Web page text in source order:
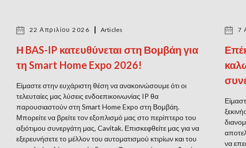
22 Απριλίου 2026 Articles
Η BAS-IP κατευθύνεται στη Βομβάη για
τη Smart Home Expo 2026!
Είμαστε στην ευχάριστη θέση να ανακοινώσουμε ότι οι
τελευταίες μας λύσεις ενδοεπικοινωνίας IP θα
παρουσιαστούν στη Smart Home Expo στη Βομβάη.
Μπορείτε να βρείτε τον εξοπλισμό μας στο περίπτερο του
αξιότιμου συνεργάτη μας, Cavitak. Επισκεφθείτε μας για να
εξερευνήσετε το μέλλον του αυτοματισμού κτιρίων και του
7
να